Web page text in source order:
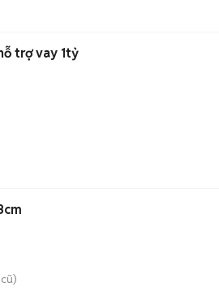
Nhà mới hơn 2 tỷ - SHR - ACB hỗ trợ vay 1tỷ